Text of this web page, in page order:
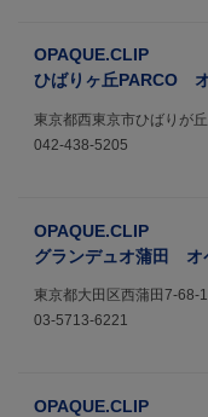
OPAQUE.CLIP
ひばりヶ丘PARCO
東京都西東京市ひばり
042-438-5205
OPAQUE.CLIP
グランデュオ蒲田 オ
東京都大田区西蒲田7-
03-5713-6221
OPAQUE.CLIP